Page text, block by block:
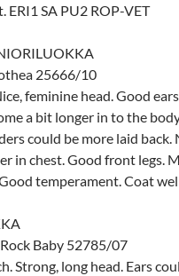
ERI1 SA PU2 ROP-VET
25666/10
feminine head. Good
a bit longer in to the
could be more laid back.
in chest. Good front legs.
temperament. Coat
Baby 52785/07
Strong, long head. Ears